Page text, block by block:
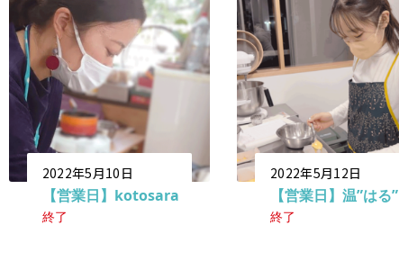
2022年5月10日
【営業日】kotosara
終了
2022年5月12日
【営業日】温”はる”
終了